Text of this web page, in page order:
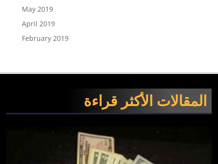
May 2019
April 2019
February 2019
المقالات الأكثر قراءة